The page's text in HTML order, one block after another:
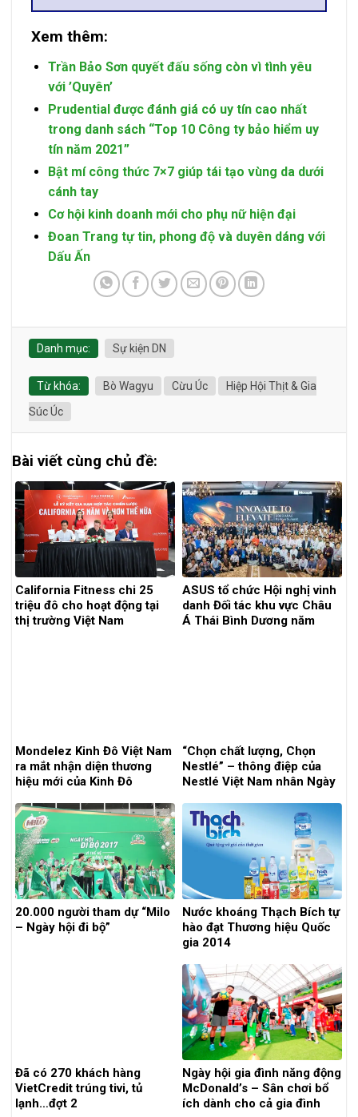
Xem thêm:
Trần Bảo Sơn quyết đấu sống còn vì tình yêu
với ’Quyên’
Prudential được đánh giá có uy tín cao nhất
trong danh sách “Top 10 Công ty bảo hiểm uy
tín năm 2021”
Bật mí công thức 7×7 giúp tái tạo vùng da dưới
cánh tay
Cơ hội kinh doanh mới cho phụ nữ hiện đại
Đoan Trang tự tin, phong độ và duyên dáng với
Dấu Ấn
Danh mục: Sự kiện DN
Từ khóa: Bò Wagyu Cừu Úc
Hiệp Hội Thịt & Gia
Súc Úc
Bài viết cùng chủ đề:
California Fitness chi 25
triệu đô cho hoạt động tại
thị trường Việt Nam
ASUS tổ chức Hội nghị vinh
danh Đối tác khu vực Châu
Á Thái Bình Dương năm
Mondelez Kinh Đô Việt Nam
ra mắt nhận diện thương
hiệu mới của Kinh Đô
“Chọn chất lượng, Chọn
Nestlé” – thông điệp của
Nestlé Việt Nam nhân Ngày
20.000 người tham dự “Milo
– Ngày hội đi bộ”
Nước khoáng Thạch Bích tự
hào đạt Thương hiệu Quốc
gia 2014
Đã có 270 khách hàng
VietCredit trúng tivi, tủ
lạnh…đợt 2
Ngày hội gia đình năng động
McDonald’s – Sân chơi bổ
ích dành cho cả gia đình